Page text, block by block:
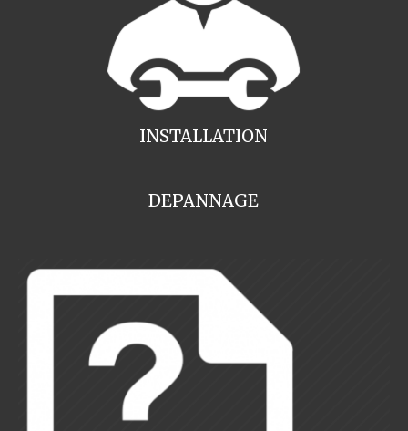
INSTALLATION
DEPANNAGE